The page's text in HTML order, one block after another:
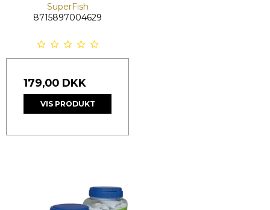
SuperFish
8715897004629
179,00 DKK
VIS PRODUKT